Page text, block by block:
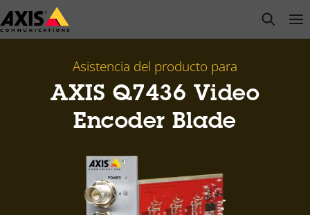
Saltar
al
open
Asistencia del producto para
AXIS Q7436 Video
Encoder Blade